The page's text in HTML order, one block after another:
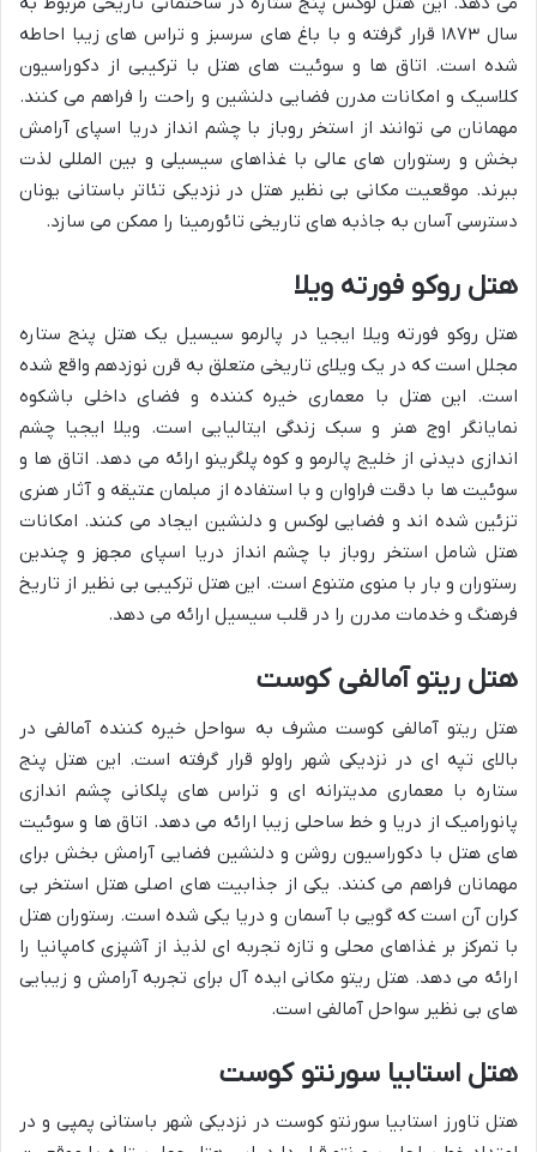
سال ۱۸۷۳ قرار گرفته و با باغ های سرسبز و تراس های زیبا احاطه
شده است. اتاق ها و سوئیت های هتل با ترکیبی از دکوراسیون
کلاسیک و امکانات مدرن فضایی دلنشین و راحت را فراهم می کنند.
مهمانان می توانند از استخر روباز با چشم انداز دریا اسپای آرامش
بخش و رستوران های عالی با غذاهای سیسیلی و بین المللی لذت
ببرند. موقعیت مکانی بی نظیر هتل در نزدیکی تئاتر باستانی یونان
دسترسی آسان به جاذبه های تاریخی تائورمینا را ممکن می سازد.
هتل روکو فورته ویلا
هتل روکو فورته ویلا ایجیا در پالرمو سیسیل یک هتل پنج ستاره
مجلل است که در یک ویلای تاریخی متعلق به قرن نوزدهم واقع شده
است. این هتل با معماری خیره کننده و فضای داخلی باشکوه
نمایانگر اوج هنر و سبک زندگی ایتالیایی است. ویلا ایجیا چشم
اندازی دیدنی از خلیج پالرمو و کوه پلگرینو ارائه می دهد. اتاق ها و
سوئیت ها با دقت فراوان و با استفاده از مبلمان عتیقه و آثار هنری
تزئین شده اند و فضایی لوکس و دلنشین ایجاد می کنند. امکانات
هتل شامل استخر روباز با چشم انداز دریا اسپای مجهز و چندین
رستوران و بار با منوی متنوع است. این هتل ترکیبی بی نظیر از تاریخ
فرهنگ و خدمات مدرن را در قلب سیسیل ارائه می دهد.
هتل ریتو آمالفی کوست
هتل ریتو آمالفی کوست مشرف به سواحل خیره کننده آمالفی در
بالای تپه ای در نزدیکی شهر راولو قرار گرفته است. این هتل پنج
ستاره با معماری مدیترانه ای و تراس های پلکانی چشم اندازی
پانورامیک از دریا و خط ساحلی زیبا ارائه می دهد. اتاق ها و سوئیت
های هتل با دکوراسیون روشن و دلنشین فضایی آرامش بخش برای
مهمانان فراهم می کنند. یکی از جذابیت های اصلی هتل استخر بی
کران آن است که گویی با آسمان و دریا یکی شده است. رستوران هتل
با تمرکز بر غذاهای محلی و تازه تجربه ای لذیذ از آشپزی کامپانیا را
ارائه می دهد. هتل ریتو مکانی ایده آل برای تجربه آرامش و زیبایی
های بی نظیر سواحل آمالفی است.
هتل استابیا سورنتو کوست
هتل تاورز استابیا سورنتو کوست در نزدیکی شهر باستانی پمپی و در